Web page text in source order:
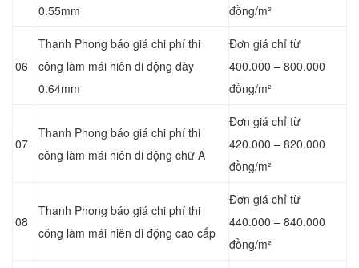
0.55mm đồng/m²
06
Thanh Phong báo giá chi phí thi
công làm mái hiên di động dày
0.64mm
Đơn giá chỉ từ
400.000 – 800.000
đồng/m²
07
Thanh Phong báo giá chi phí thi
công làm mái hiên di động chữ A
Đơn giá chỉ từ
420.000 – 820.000
đồng/m²
08
Thanh Phong báo giá chi phí thi
công làm mái hiên di động cao cấp
Đơn giá chỉ từ
440.000 – 840.000
đồng/m²